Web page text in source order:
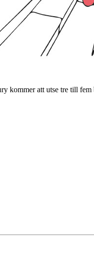
kommer att utse tre till fem